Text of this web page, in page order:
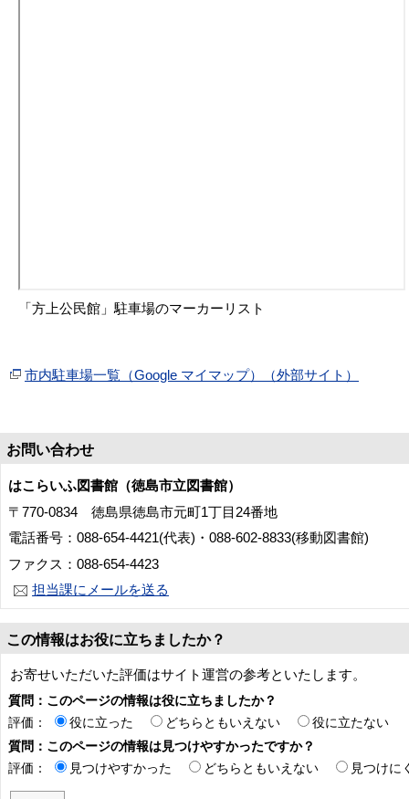
「方上公民館」駐車場のマーカーリスト
市内駐車場一覧（Google マイマップ）（外部サイト）
お問い合わせ
はこらいふ図書館（徳島市立図書館）
〒770-0834 徳島県徳島市元町1丁目24番地
電話番号：088-654-4421(代表)・088-602-8833(移動図書館)
ファクス：088-654-4423
担当課にメールを送る
この情報はお役に立ちましたか？
お寄せいただいた評価はサイト運営の参考といたします。
質問：このページの情報は役に立ちましたか？
評価：
役に立った どちらともいえない
役に立たない
質問：このページの情報は見つけやすかったですか？
評価：
見つけやすかった どちらともいえない 見つけに